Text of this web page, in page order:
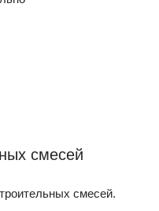
смесей
смесей.